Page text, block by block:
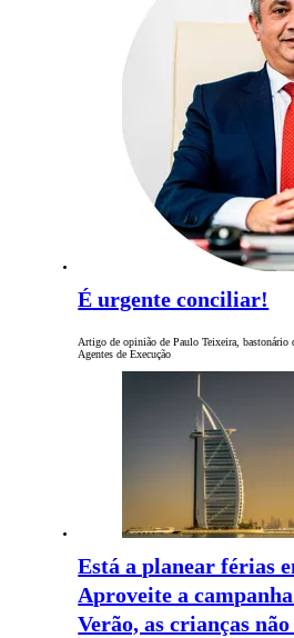
É urgente conciliar!
Artigo de opinião de Paulo Teixeira, bastonário
Agentes de Execução
Está a planear férias
Aproveite a
Verão, as crianças